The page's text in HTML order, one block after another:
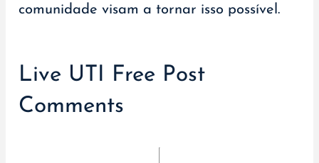
comunidade visam a tornar isso possível.
Live UTI Free Post
Comments